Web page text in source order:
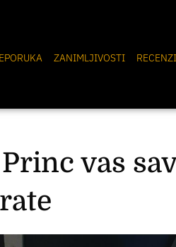
ZANIMLJIVOSTI
vas